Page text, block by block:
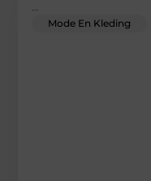
Mode En Kleding